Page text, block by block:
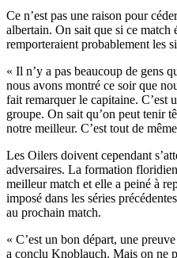
Ce n’est pas une raison pour
albertain. On sait que si ce match
remporteraient probablement les
« Il n’y a pas beaucoup de gens
nous avons montré ce soir que
fait remarquer le capitaine. C’est
groupe. On sait qu’on peut tenir
notre meilleur. C’est tout de
Les Oilers doivent cependant
adversaires. La formation
meilleur match et elle a peiné à
imposé dans les séries
au prochain match.
« C’est un bon départ, une
a conclu Knoblauch. Mais on ne